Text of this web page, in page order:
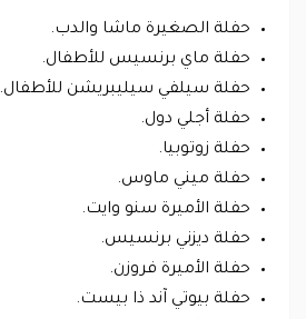
حفلة الصغيرة ماشا والدب.
حفلة ماي برنسيس للأطفال.
حفلة سيلفي سيليبريشن للأطفال.
حفلة أجلي دول.
حفلة زوتوبيا.
حفلة ميني ماوس.
حفلة الأميرة سنو وايت.
حفلة ديزني برنسيس.
حفلة الأميرة فروزن.
حفلة بيوتي آند ذا بيست.